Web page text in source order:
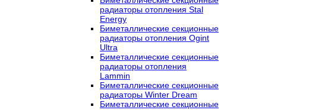
радиаторы отопления Stal
Energy
Биметаллические секционные
радиаторы отопления Ogint
Ultra
Биметаллические секционные
радиаторы отопления
Lammin
Биметаллические секционные
радиаторы Winter Dream
Биметаллические секционные